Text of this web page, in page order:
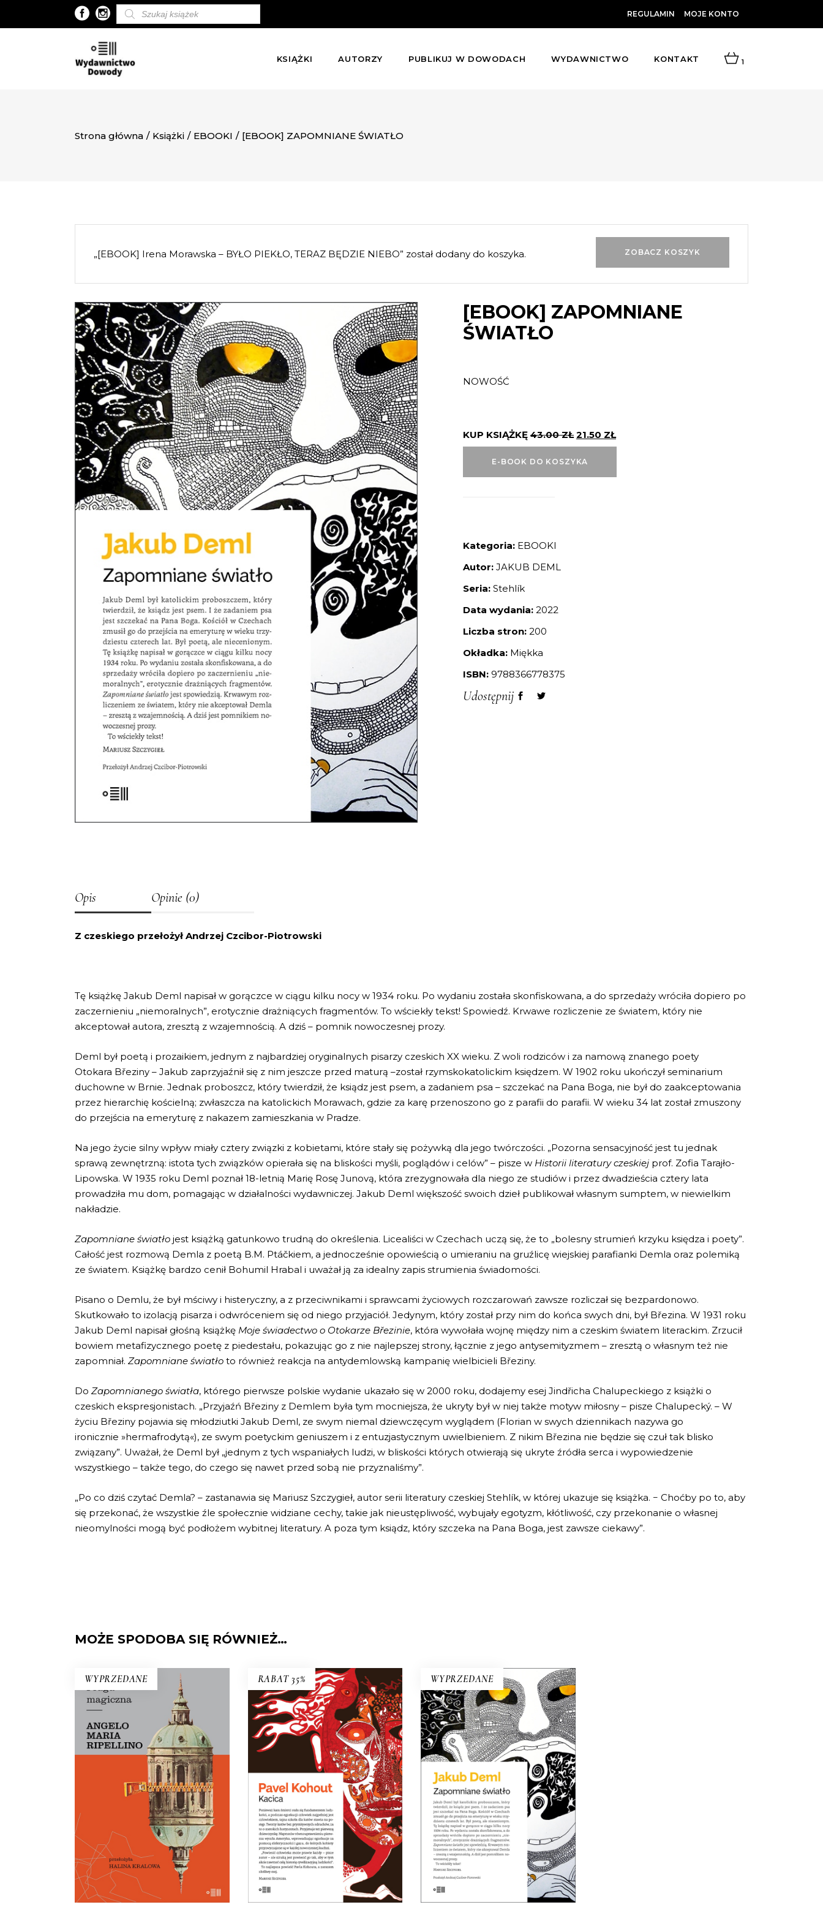
Wyszukiwarka
produktów
REGULAMIN MOJE KONTO
KSIĄŻKI AUTORZY PUBLIKUJ W DOWODACH WYDAWNICTWO KONTAKT 1
Strona główna / Książki / EBOOKI / [EBOOK] ZAPOMNIANE ŚWIATŁO
ZOBACZ KOSZYK
„[EBOOK] Irena Morawska – BYŁO PIEKŁO, TERAZ BĘDZIE NIEBO” został dodany do koszyka.
[EBOOK] ZAPOMNIANE
ŚWIATŁO
NOWOŚĆ
KUP KSIĄŻKĘ 43.00ZŁ 21.50 ZŁ
E-BOOK DO KOSZYKA
Kategoria: EBOOKI
Autor: JAKUB DEML
Seria: Stehlík
Data wydania: 2022
Liczba stron: 200
Okładka: Miękka
ISBN: 9788366778375
Udostępnij
Opis Opinie (0)
Z czeskiego przełożył Andrzej Czcibor-Piotrowski
Tę książkę Jakub Deml napisał w gorączce w ciągu kilku nocy w 1934 roku. Po wydaniu została skonfiskowana, a do sprzedaży wróciła dopiero po
zaczernieniu „niemoralnych”, erotycznie drażniących fragmentów. To wściekły tekst! Spowiedź. Krwawe rozliczenie ze światem, który nie
akceptował autora, zresztą z wzajemnością. A dziś – pomnik nowoczesnej prozy.
Deml był poetą i prozaikiem, jednym z najbardziej oryginalnych pisarzy czeskich XX wieku. Z woli rodziców i za namową znanego poety
Otokara Březiny – Jakub zaprzyjaźnił się z nim jeszcze przed maturą –został rzymskokatolickim księdzem. W 1902 roku ukończył seminarium
duchowne w Brnie. Jednak proboszcz, który twierdził, że ksiądz jest psem, a zadaniem psa – szczekać na Pana Boga, nie był do zaakceptowania
przez hierarchię kościelną; zwłaszcza na katolickich Morawach, gdzie za karę przenoszono go z parafii do parafii. W wieku 34 lat został zmuszony
do przejścia na emeryturę z nakazem zamieszkania w Pradze.
Na jego życie silny wpływ miały cztery związki z kobietami, które stały się pożywką dla jego twórczości. „Pozorna sensacyjność jest tu jednak
sprawą zewnętrzną: istota tych związków opierała się na bliskości myśli, poglądów i celów” – pisze w Historii literatury czeskiej prof. Zofia Tarajło-
Lipowska. W 1935 roku Deml poznał 18-letnią Marię Rosę Junovą, która zrezygnowała dla niego ze studiów i przez dwadzieścia cztery lata
prowadziła mu dom, pomagając w działalności wydawniczej. Jakub Deml większość swoich dzieł publikował własnym sumptem, w niewielkim
nakładzie.
Zapomniane światło jest książką gatunkowo trudną do określenia. Licealiści w Czechach uczą się, że to „bolesny strumień krzyku księdza i poety”.
Całość jest rozmową Demla z poetą B.M. Ptáčkiem, a jednocześnie opowieścią o umieraniu na gruźlicę wiejskiej parafianki Demla oraz polemiką
ze światem. Książkę bardzo cenił Bohumil Hrabal i uważał ją za idealny zapis strumienia świadomości.
Pisano o Demlu, że był mściwy i histeryczny, a z przeciwnikami i sprawcami życiowych rozczarowań zawsze rozliczał się bezpardonowo.
Skutkowało to izolacją pisarza i odwróceniem się od niego przyjaciół. Jedynym, który został przy nim do końca swych dni, był Březina. W 1931 roku
Jakub Deml napisał głośną książkę Moje świadectwo o Otokarze Březinie, która wywołała wojnę między nim a czeskim światem literackim. Zrzucił
bowiem metafizycznego poetę z piedestału, pokazując go z nie najlepszej strony, łącznie z jego antysemityzmem – zresztą o własnym też nie
zapomniał. Zapomniane światło to również reakcja na antydemlowską kampanię wielbicieli Březiny.
Do Zapomnianego światła, którego pierwsze polskie wydanie ukazało się w 2000 roku, dodajemy esej Jindřicha Chalupeckiego z książki o
czeskich ekspresjonistach. „Przyjaźń Březiny z Demlem była tym mocniejsza, że ukryty był w niej także motyw miłosny – pisze Chalupecký. – W
życiu Březiny pojawia się młodziutki Jakub Deml, ze swym niemal dziewczęcym wyglądem (Florian w swych dziennikach nazywa go
ironicznie »hermafrodytą«), ze swym poetyckim geniuszem i z entuzjastycznym uwielbieniem. Z nikim Březina nie będzie się czuł tak blisko
związany”. Uważał, że Deml był „jednym z tych wspaniałych ludzi, w bliskości których otwierają się ukryte źródła serca i wypowiedzenie
wszystkiego – także tego, do czego się nawet przed sobą nie przyznaliśmy”.
„Po co dziś czytać Demla? – zastanawia się Mariusz Szczygieł, autor serii literatury czeskiej Stehlík, w której ukazuje się książka. − Choćby po to, aby
się przekonać, że wszystkie źle społecznie widziane cechy, takie jak nieustępliwość, wybujały egotyzm, kłótliwość, czy przekonanie o własnej
nieomylności mogą być podłożem wybitnej literatury. A poza tym ksiądz, który szczeka na Pana Boga, jest zawsze ciekawy”.
MOŻE SPODOBA SIĘ RÓWNIEŻ…
WYPRZEDANE
E-BOOK DO
KOSZYKA
PRAGA MAGICZNA
Oto – jak mówi Mariusz
Szczygieł – biblia kultury czeskiej.
Dla miłośników Pragi i czeskiej
kultury – lektura niezbędna.
59.00 29.50zł
RABAT 35%
E-BOOK DO
KOSZYKA
KACICA
Opowieść o dziewczynce, która
nie zdała do liceum teatralnego,
więc poszła do szkoły dla katów.
Arcydzieło czarnego humoru!
48.00 31.20zł
KSIĄŻKA DO
KOSZYKA
WYPRZEDANE
KOSZYKA
ZAPOMNIANE ŚWIATŁO
Po co dziś czytać Demla?
Choćby po to, aby się przekonać,
że wszystkie źle społecznie
widziane cechy, takie jak
nieustępliwość, wybujały
egotyzm, kłótliwość, czy
przekonanie o własnej
nieomylności mogą być
podłożem wybitnej literatury.
43.00 21.50zł